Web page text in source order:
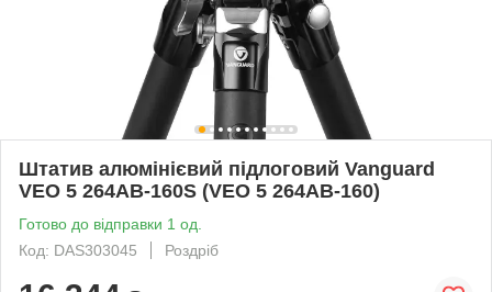
Штатив алюмінієвий підлоговий Vanguard
VEO 5 264AB-160S (VEO 5 264AB-160)
Готово до відправки 1 од.
Код: DAS303045
Роздріб